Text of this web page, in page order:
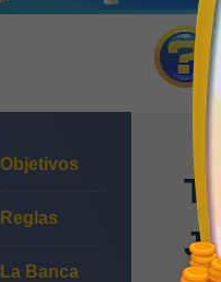
Objetivos
Reglas
La Banca